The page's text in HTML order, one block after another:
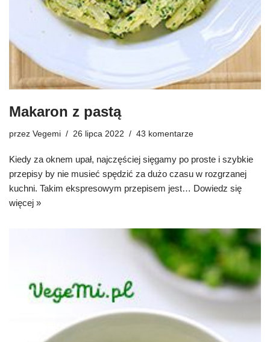
Makaron z pastą
przez Vegemi 26 lipca 2022 43 komentarze
Kiedy za oknem upał, najczęściej sięgamy po proste i szybkie
przepisy by nie musieć spędzić za dużo czasu w rozgrzanej
kuchni. Takim ekspresowym przepisem jest… Dowiedz się
więcej »